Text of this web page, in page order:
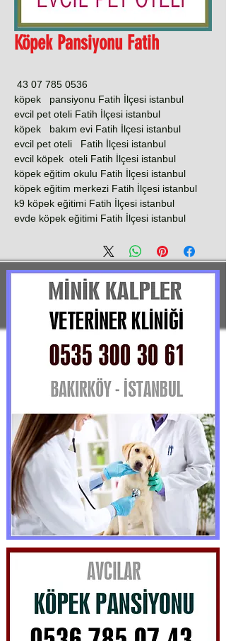
Köpek Pansiyonu Fatih
0536 785 07 43
köpek pansiyonu Fatih İlçesi istanbul
evcil pet oteli Fatih İlçesi istanbul
köpek bakım evi Fatih İlçesi istanbul
evcil pet oteli Fatih İlçesi istanbul
evcil köpek oteli Fatih İlçesi istanbul
köpek eğitim okulu Fatih İlçesi istanbul
köpek eğitim merkezi Fatih İlçesi istanbul
k9 köpek eğitimi Fatih İlçesi istanbul
evde köpek eğitimi Fatih İlçesi istanbul